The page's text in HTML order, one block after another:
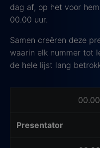
dag af, op het voor
00.00 uur.
Samen creëren deze
waarin elk nummer tot
de hele lijst lang
Presentator